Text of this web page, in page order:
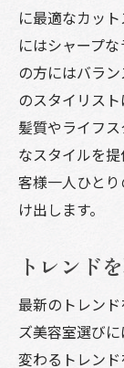
に最適なカッ
にはシャープ
の方にはバラ
のスタイリス
髪質やライフ
なスタイルを
客様一人ひと
け出します。
トレンド
最新のトレン
ズ美容室選び
変わるトレン